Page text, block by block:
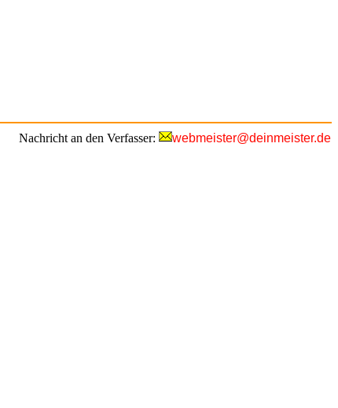
Nachricht an den Verfasser: webmeister@deinmeister.de